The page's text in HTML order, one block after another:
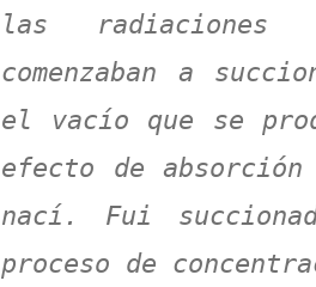
las radiaciones
comenzaban a
el vacío que se
efecto de
nací. Fui
proceso de